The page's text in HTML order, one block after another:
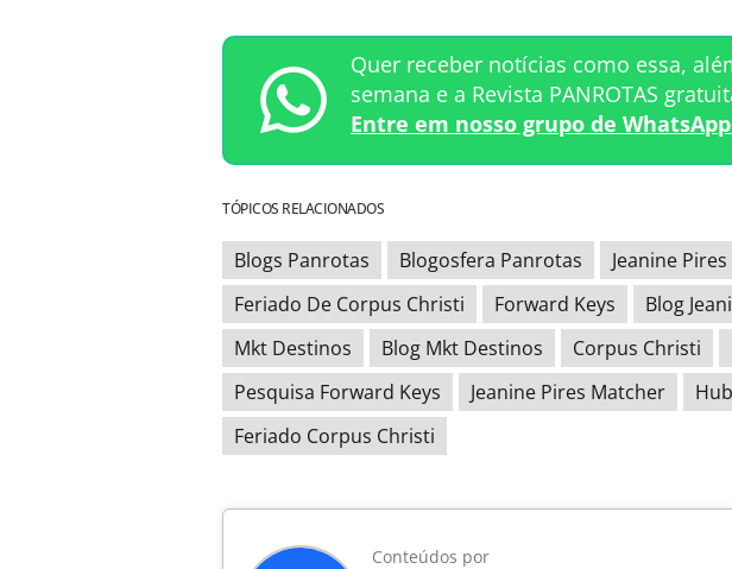
Quer receber notícias como essa,
semana e a Revista PANROTAS
Entre em nosso grupo de
TÓPICOS RELACIONADOS
Blogs Panrotas Blogosfera Panrotas
Jeanine Pires
Feriado De Corpus Christi
Forward Keys Blog
Mkt Destinos
Blog Mkt Destinos Corpus Christi
Pesquisa Forward Keys
Jeanine Pires Matcher
Feriado Corpus Christi
Conteúdos por